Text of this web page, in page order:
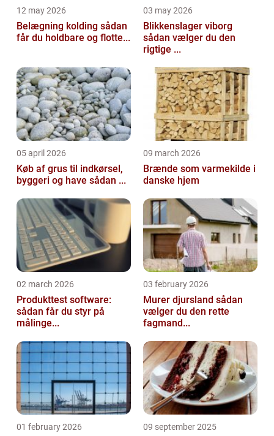
12 may 2026
Belægning kolding sådan
får du holdbare og flotte...
03 may 2026
Blikkenslager viborg
sådan vælger du den
rigtige ...
05 april 2026
Køb af grus til indkørsel,
byggeri og have sådan ...
09 march 2026
Brænde som varmekilde i
danske hjem
02 march 2026
Produkttest software:
sådan får du styr på
målinge...
03 february 2026
Murer djursland sådan
vælger du den rette
fagmand...
01 february 2026 09 september 2025